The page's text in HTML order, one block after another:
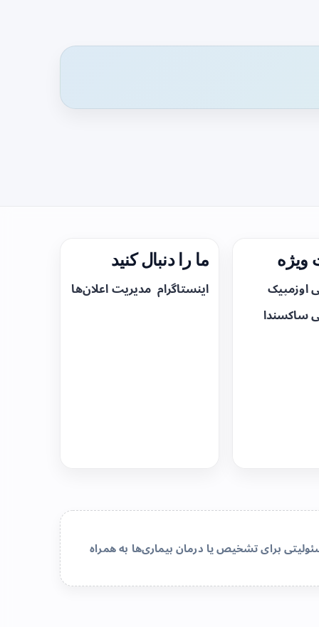
ویژه
اوزمپیک
ساکسندا
ما را دنبال کنید
اینستاگرام مدیریت اعلان‌ها
برای تشخیص یا درمان بیماری‌ها به همراه